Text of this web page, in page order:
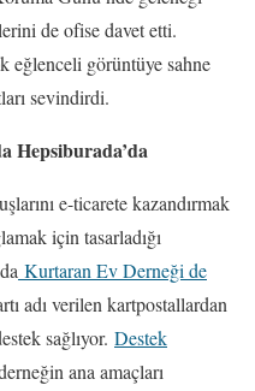
de ofise davet etti.
eğlenceli görüntüye sahne
sevindirdi.
Hepsiburada’da
e-ticarete kazandırmak
için tasarladığı
Kurtaran Ev Derneği de
adı verilen kartpostallardan
sağlıyor. Destek
ana amaçları